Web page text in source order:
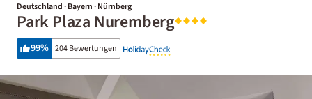
Deutschland · Bayern · Nürnberg
Park Plaza Nuremberg
99% 204 Bewertungen